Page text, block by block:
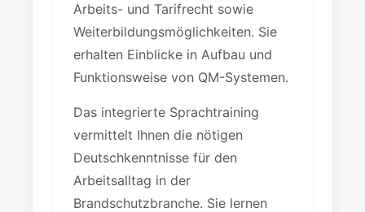
Arbeits- und Tarifrecht sowie
Weiterbildungsmöglichkeiten. Sie
erhalten Einblicke in Aufbau und
Funktionsweise von QM-Systemen.
Das integrierte Sprachtraining
vermittelt Ihnen die nötigen
Deutschkenntnisse für den
Arbeitsalltag in der
Brandschutzbranche. Sie lernen